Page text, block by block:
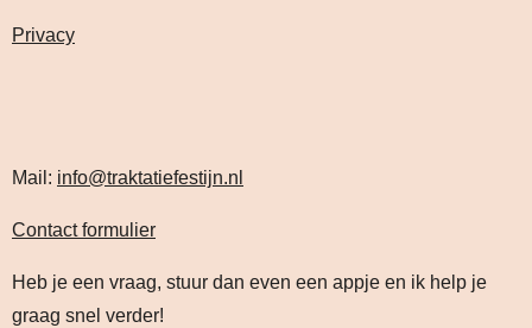
Privacy
Mail: info@traktatiefestijn.nl
Contact formulier
Heb je een vraag, stuur dan even een appje en ik help je
graag snel verder!